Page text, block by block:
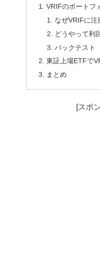
VRIFのポートフ
なぜVRIFに注
どうやって利
バックテスト
東証上場ETFで
まとめ
[スポ